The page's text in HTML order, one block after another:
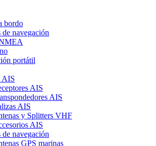
bordo
de navegación
portátil
AIS
AIS
AIS
AIS
y Splitters VHF
AIS
de navegación
GPS marinas